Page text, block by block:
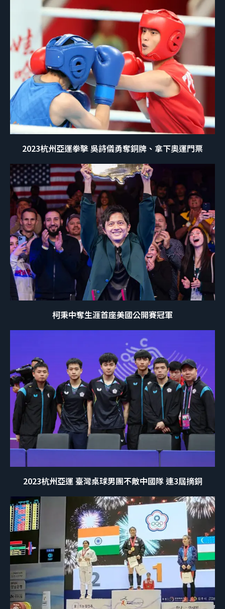
2023杭州亞運拳擊 吳詩儀勇奪銅牌、拿下奧運門票
柯秉中奪生涯首座美國公開賽冠軍
2023杭州亞運 臺灣桌球男團不敵中國隊 連3屆摘銅